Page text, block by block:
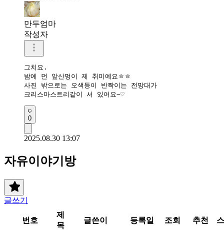
만두엄마
작성자
그치요.
밤에 먼 앞산멍이 제 취미예요ㅎㅎ
사진 밖으로는 오색등이 반짝이는 전망대가
크리스마스트리같이 서 있어요~♡
0
2025.08.30 13:07
자유이야기방
글쓰기
번호
제
목
글쓴이 등록일 조회 추천